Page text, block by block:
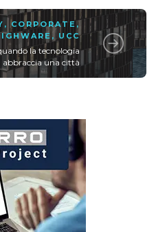
, CORPORATE ,
, UCC
la tecnologia
abbraccia una città